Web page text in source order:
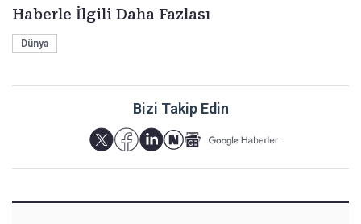
Haberle İlgili Daha Fazlası
Dünya
Bizi Takip Edin